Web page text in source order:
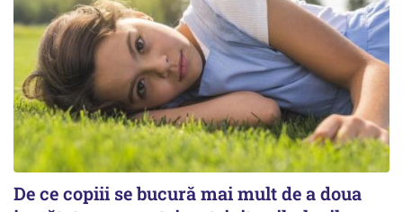
De ce copiii se bucură mai mult de a doua